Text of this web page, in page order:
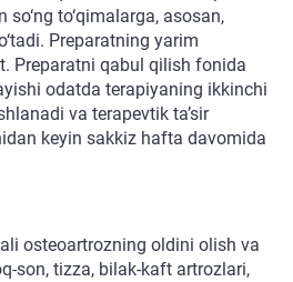
to‘qimalarga, asosan,
Preparatning yarim
Preparatni qabul qilish fonida
odatda terapiyaning ikkinchi
va terapevtik ta’sir
keyin sakkiz hafta davomida
osteoartrozning oldini olish va
son, tizza, bilak-kaft artrozlari,